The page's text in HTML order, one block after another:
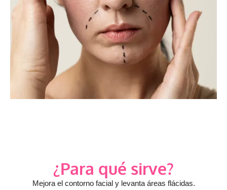
¿Para qué sirve?
Mejora el contorno facial y levanta áreas flácidas.